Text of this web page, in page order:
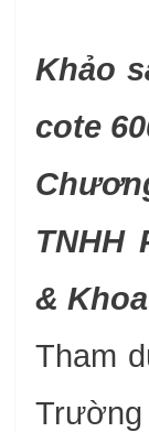
Khảo
cote
TNHH
&
Tham